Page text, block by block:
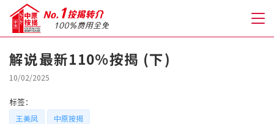
关于我们
格到至抵按揭
解说最新110%按揭 (下)
10/02/2025
标签：
王美凤 中原按揭